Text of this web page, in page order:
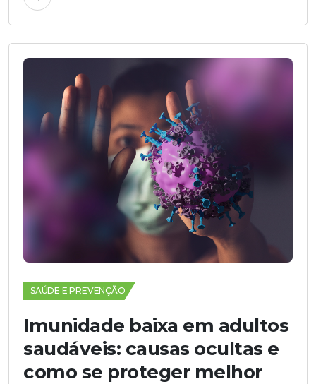
SAÚDE E PREVENÇÃO
Imunidade baixa em adultos
saudáveis: causas ocultas e
como se proteger melhor